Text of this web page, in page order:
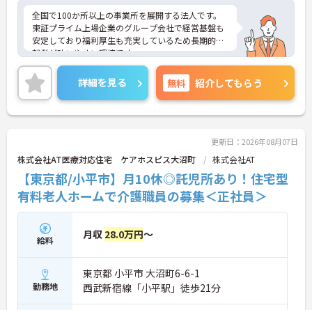
全国で100か所以上の事業所を展開する法人です。
東証プライム上場企業のグループ会社で経営基盤も
安定しており福利厚生も充実しているため長期的な
就業が叶いやすい環境です。
また、キャリアパス制度が整っているので、経験が
浅い方・ブランクがある方も高い目標をもって仕事
に取り組んでいただけます◎
ご興味ある方には、面接対策ポイントなど、さらに
詳細をお話しいたしますのでお気軽にご相談くださ
詳細を見る 無料 紹介してもらう
更新日：2026年08月07日
株式会社AT医療対応住宅 ケアホスピス大沼町 株式会社AT
【東京都/小平市】月10休◎託児所あり！住宅型
有料老人ホームで介護職員の募集＜正社員＞
給料 月収 28.0万円～
勤務地
東京都 小平市 大沼町6-6-1
西武新宿線「小平駅」徒歩21分